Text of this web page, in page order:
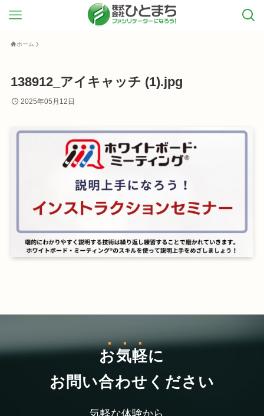
ホーム
138912_アイキャッチ (1).jpg
2025年05月12日
お気軽に
お問い合わせください
気軽な体験から、